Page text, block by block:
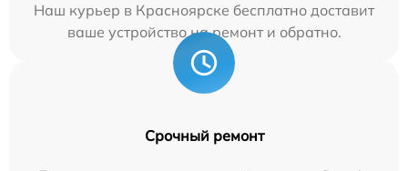
Наш курьер в Красноярске бесплатно доставит
ваше устройство на ремонт и обратно.
Срочный ремонт